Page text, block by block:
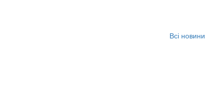
Всі новини